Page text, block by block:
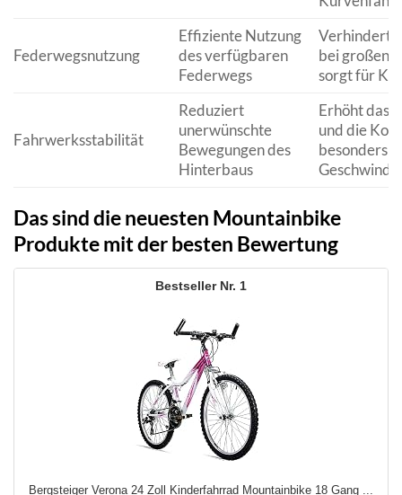
Federwegsnutzung
Effiziente Nutzung
des verfügbaren
Federwegs
Verhindert
bei großen
sorgt für
Fahrwerksstabilität
Reduziert
unerwünschte
Bewegungen des
Hinterbaus
Erhöht das
und die
besonders
Das sind die neuesten Mountainbike
Produkte mit der besten Bewertung
1
Bergsteiger Verona 24 Zoll Kinderfahrrad Mountainbike 18 Gang ...